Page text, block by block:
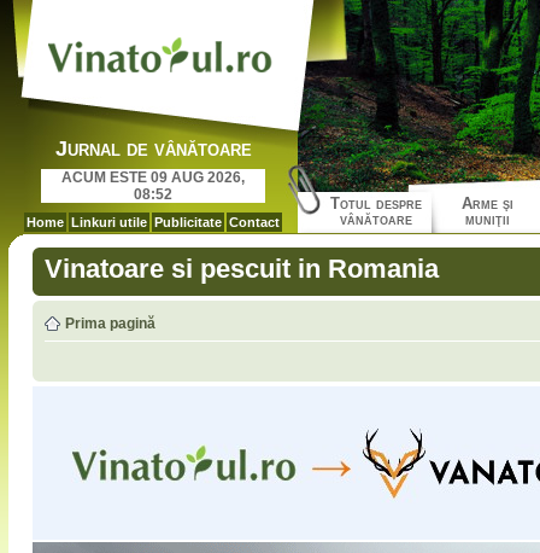
Jurnal de vânătoare
ACUM ESTE 09 AUG 2026,
08:52
Home Linkuri utile Publicitate Contact
Totul despre
vânătoare
Arme şi
muniţii
Vinatoare si pescuit in Romania
Prima pagină